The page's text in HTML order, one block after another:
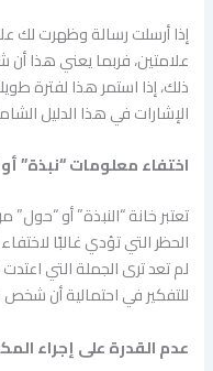
إذا أرسلت رسالة وظهرت لك
علامتين، فربما يعني هذا
ذلك، إذا استمر هذا لفترة
الإشارات في هذا الدليل
اختفاء معلومات “نبذة”
تعتبر خانة “النبذة” أو
الحظر التي تؤدي غالبًا
لم تعد ترى الجملة التي
للتفكير في احتمالية أن
عدم القدرة على إجراء